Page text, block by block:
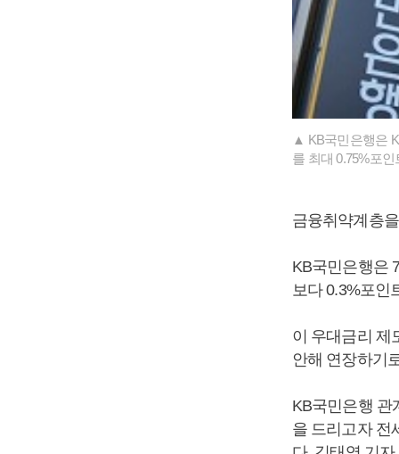
▲ KB국민은행은
를 최대 0.75%포
금융취약계층
KB국민은행은
보다 0.3%포인
이 우대금리 제
안해 연장하기
KB국민은행 관
을 드리고자 전